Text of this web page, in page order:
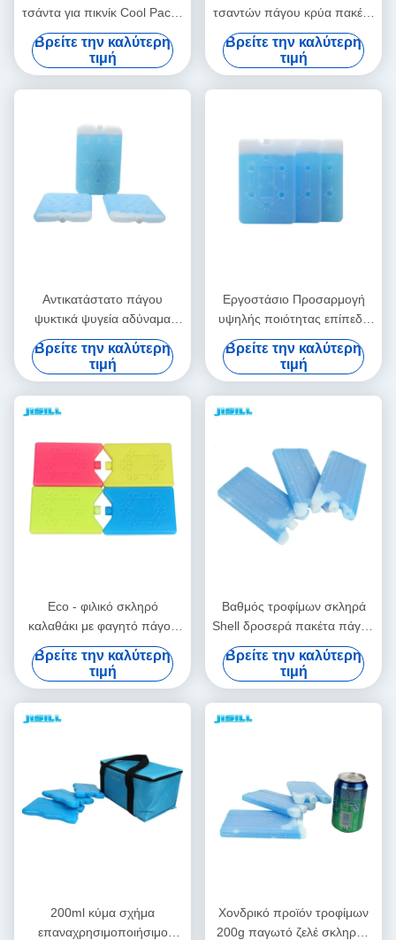
τσάντα για πικνίκ Cool Packs
παγοκύστες Καταψύκτη
Τούβλα πάγου
Βρείτε την καλύτερη
τιμή
τσαντών πάγου κρύα πακέτα
πηκτωμάτων πακέτων
επαναχρησιμοποιήσιμα
ψύξιμα
Βρείτε την καλύτερη
τιμή
Αντικατάστατο πάγου
ψυκτικά ψυγεία αδύναμα
γεύματα παγωτά πακέτα
αποτρεπτικά για δοχεία
τροφίμων
Βρείτε την καλύτερη
τιμή
Εργοστάσιο Προσαρμογή
υψηλής ποιότητας επίπεδη
ψυγείο πάγου τούβλο ψυγείο
γεύματος παγάκι πάγου με
χιονόσπορο
Βρείτε την καλύτερη
τιμή
Eco - φιλικό σκληρό
καλαθάκι με φαγητό πάγου
μόνωσης PCM χαριτωμένο
για να κρατήσει τα τρόφιμα
και φρέσκος
Βρείτε την καλύτερη
τιμή
Βαθμός τροφίμων σκληρά
Shell δροσερά πακέτα πάγου
τσαντών 200g για τα
παγωμένα τρόφιμα, κρύα
πακέτα καλαθακιών με
φαγητό
Βρείτε την καλύτερη
τιμή
200ml κύμα σχήμα
επαναχρησιμοποιήσιμο
Χονδρικό προϊόν τροφίμων
200g παγωτό ζελέ σκληρού